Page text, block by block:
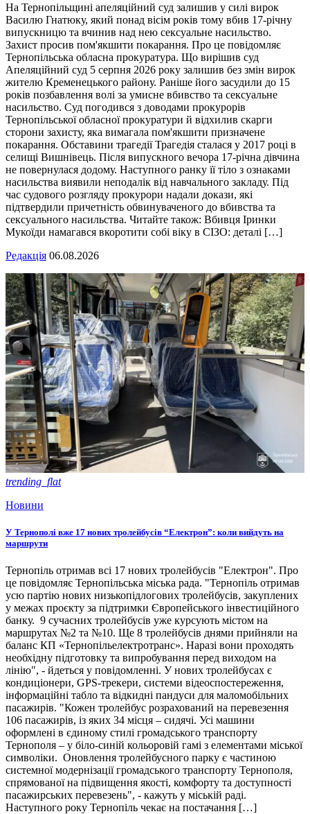
На Тернопільщині апеляційний суд залишив у силі вирок
Василю Гнатюку, який понад вісім років тому вбив 17-річну
випускницю та вчинив над нею сексуальне насильство.
Захист просив пом'якшити покарання. Про це повідомляє
Тернопільська обласна прокуратура. Що вирішив суд
Апеляційний суд 5 серпня 2026 року залишив без змін вирок
жителю Кременецького району. Раніше його засудили до 15
років позбавлення волі за умисне вбивство та сексуальне
насильство. Суд погодився з доводами прокурорів
Тернопільської обласної прокуратури й відхилив скарги
сторони захисту, яка вимагала пом'якшити призначене
покарання. Обставини трагедії Трагедія сталася у 2017 році в
селищі Вишнівець. Після випускного вечора 17-річна дівчина
не повернулася додому. Наступного ранку її тіло з ознаками
насильства виявили неподалік від навчального закладу. Під
час судового розгляду прокурори надали докази, які
підтвердили причетність обвинуваченого до вбивства та
сексуального насильства. Читайте також: Вбивця Іринки
Мукоїди намагався вкоротити собі віку в СІЗО: деталі […]
Редакція 06.08.2026
trending_flat
Новини
У Тернополі вже 17 нових тролейбусів “Електрон”: коли вийдуть на
маршрути
Тернопіль отримав всі 17 нових тролейбусів "Електрон". Про
це повідомляє Тернопільська міська рада. "Тернопіль отримав
усю партію нових низькопідлогових тролейбусів, закуплених
у межах проєкту за підтримки Європейського інвестиційного
банку. 9 сучасних тролейбусів уже курсують містом на
маршрутах №2 та №10. Ще 8 тролейбусів днями прийняли на
баланс КП «Тернопільелектротранс». Наразі вони проходять
необхідну підготовку та випробування перед виходом на
лінію", - йдеться у повідомленні. У нових тролейбусах є
кондиціонери, GPS-трекери, системи відеоспостереження,
інформаційні табло та відкидні пандуси для маломобільних
пасажирів. "Кожен тролейбус розрахований на перевезення
106 пасажирів, із яких 34 місця – сидячі. Усі машини
оформлені в єдиному стилі громадського транспорту
Тернополя – у біло-синій кольоровій гамі з елементами міської
символіки. Оновлення тролейбусного парку є частиною
системної модернізації громадського транспорту Тернополя,
спрямованої на підвищення якості, комфорту та доступності
пасажирських перевезень", - кажуть у міській раді.
Наступного року Тернопіль чекає на постачання […]